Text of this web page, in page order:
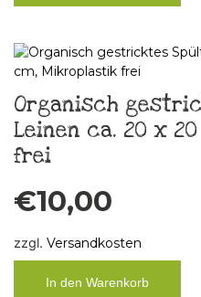
Organisch
Leinen ca. 20 x
frei
€10,00
zzgl. Versandkosten
In den Warenkorb